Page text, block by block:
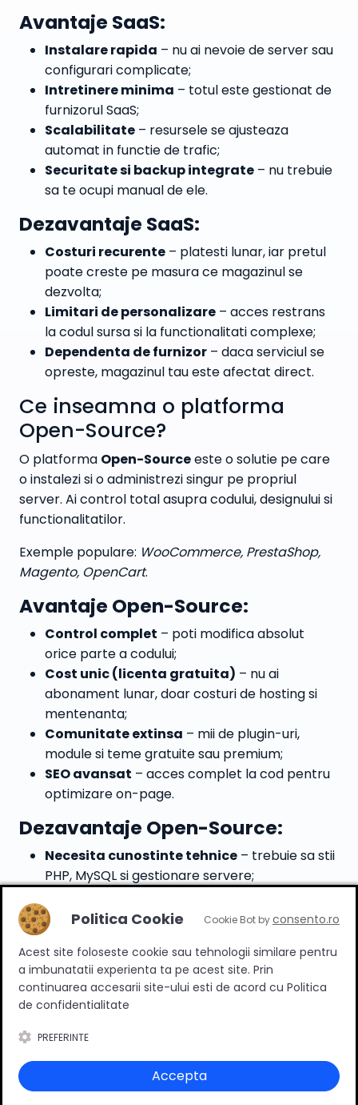
Avantaje SaaS:
Instalare rapida – nu ai nevoie de server sau
configurari complicate;
Intretinere minima – totul este gestionat de
furnizorul SaaS;
Scalabilitate – resursele se ajusteaza
automat in functie de trafic;
Securitate si backup integrate – nu trebuie
sa te ocupi manual de ele.
Dezavantaje SaaS:
Costuri recurente – platesti lunar, iar pretul
poate creste pe masura ce magazinul se
dezvolta;
Limitari de personalizare – acces restrans
la codul sursa si la functionalitati complexe;
Dependenta de furnizor – daca serviciul se
opreste, magazinul tau este afectat direct.
Ce inseamna o platforma
Open-Source?
O platforma Open-Sourceeste o solutie pe care
o instalezi si o administrezi singur pe propriul
server. Ai control total asupra codului, designului si
functionalitatilor.
Exemple populare: WooCommerce, PrestaShop,
Magento, OpenCart.
Avantaje Open-Source:
Control complet – poti modifica absolut
orice parte a codului;
Cost unic (licenta gratuita) – nu ai
abonament lunar, doar costuri de hosting si
mentenanta;
Comunitate extinsa – mii de plugin-uri,
module si teme gratuite sau premium;
SEO avansat – acces complet la cod pentru
optimizare on-page.
Dezavantaje Open-Source:
Necesita cunostinte tehnice – trebuie sa stii
PHP, MySQL si gestionare servere;
backup-uri si securitate realizate manual;
Performanta depinde de hosting
alegi un server slab, viteza scade semnificativ.
Comparatie directa SaaS vs
Open-Source
Limitat
Politica Cookie Cookie Bot byconsento.ro
Acest site foloseste cookie sau tehnologii similare pentru
a imbunatatii experienta ta pe acest site. Prin
continuarea accesarii site-ului esti de acord cu Politica
de confidentialitate
PREFERINTE
Accepta